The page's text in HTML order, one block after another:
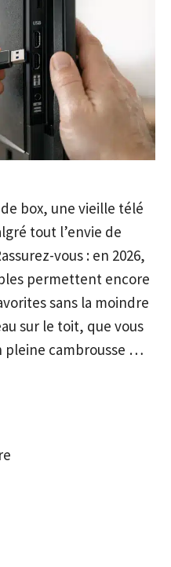
box, une vieille télé
tout l’envie de
vous : en 2026,
permettent encore
sans la moindre
sur le toit, que vous
pleine cambrousse …